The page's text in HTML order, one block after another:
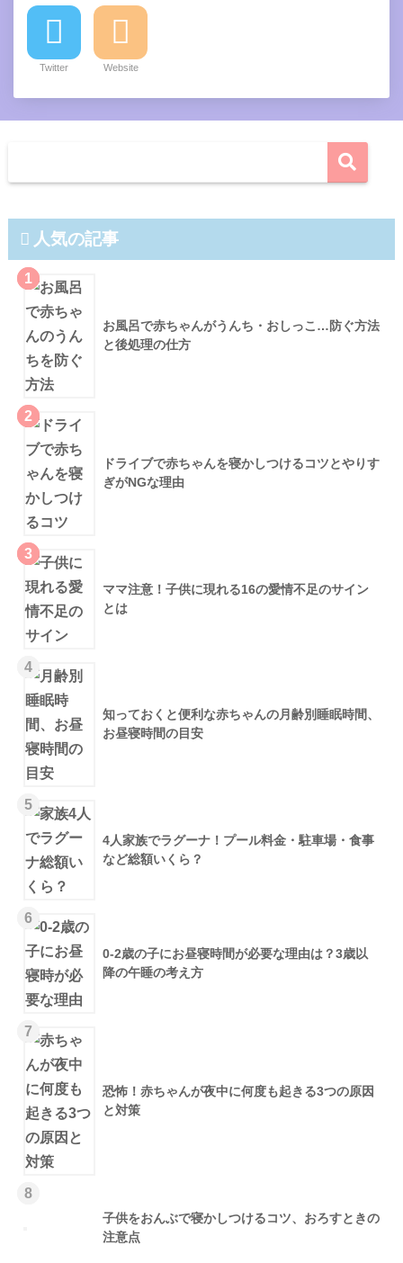
Twitter Website
人気の記事
1
お風呂で赤ちゃんがうんち・おしっこ…防ぐ方法
と後処理の仕方
2
ドライブで赤ちゃんを寝かしつけるコツとやりす
ぎがNGな理由
3
ママ注意！子供に現れる16の愛情不足のサイン
とは
4
知っておくと便利な赤ちゃんの月齢別睡眠時間、
お昼寝時間の目安
5
4人家族でラグーナ！プール料金・駐車場・食事
など総額いくら？
6
0-2歳の子にお昼寝時間が必要な理由は？3歳以
降の午睡の考え方
7
恐怖！赤ちゃんが夜中に何度も起きる3つの原因
と対策
8
子供をおんぶで寝かしつけるコツ、おろすときの
注意点